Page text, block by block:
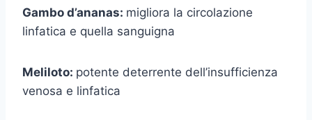
Gambo d’ananas: migliora la circolazione
linfatica e quella sanguigna
Meliloto: potente deterrente dell’insufficienza
venosa e linfatica